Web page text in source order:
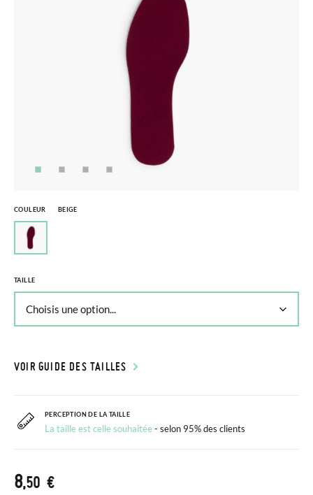
COULEUR BEIGE
TAILLE
VOIR GUIDE DES TAILLES
PERCEPTION DE LA TAILLE
La taille est celle souhaitée- selon 95% des clients
8,50 €